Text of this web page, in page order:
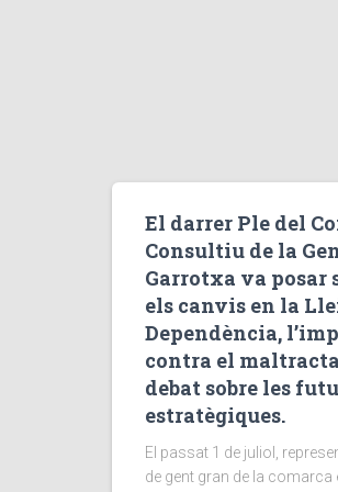
El darrer Ple del
Consultiu de la
Garrotxa va posar
els canvis en la
Dependència,
contra el
debat sobre les
estratègiques.
El passat 1 de juliol,
de gent gran de la comarca